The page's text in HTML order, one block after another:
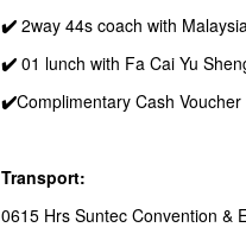
✔️ 2way 44s coach with
✔️ 01 lunch with Fa Cai Yu
✔️Complimentary Cash
Transport:
0615 Hrs Suntec Convention &